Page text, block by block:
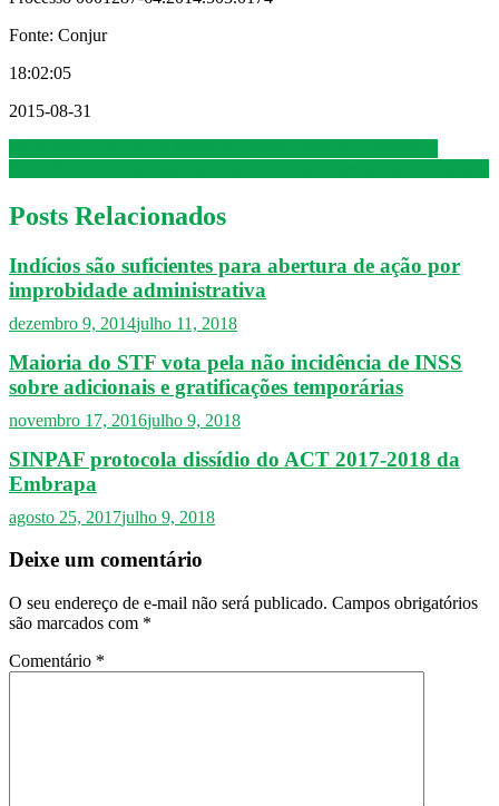
Fonte: Conjur
18:02:05
2015-08-31
Navegação
de
Post
Posts Relacionados
Indícios são suficientes para abertura de ação por
improbidade administrativa
dezembro 9, 2014julho 11, 2018
Maioria do STF vota pela não incidência de INSS
sobre adicionais e gratificações temporárias
novembro 17, 2016julho 9, 2018
SINPAF protocola dissídio do ACT 2017-2018 da
Embrapa
agosto 25, 2017julho 9, 2018
Deixe um comentário
O seu endereço de e-mail não será publicado. Campos obrigatórios
são marcados com *
Comentário *